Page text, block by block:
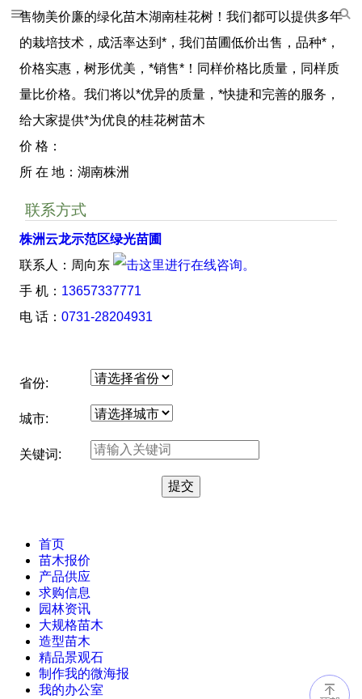
售物美价廉的绿化苗木湖南桂花树！我们都可以提供多年
的栽培技术，成活率达到*，我们苗圃低价出售，品种*，
价格实惠，树形优美，*销售*！同样价格比质量，同样质
量比价格。我们将以*优异的质量，*快捷和完善的服务，
给大家提供*为优良的桂花树苗木
价 格：
所 在 地：湖南株洲
联系方式
株洲云龙示范区绿光苗圃
联系人：周向东
手 机： 13657337771
电 话： 0731-28204931
省份:
城市:
关键词:
首页
苗木报价
产品供应
求购信息
园林资讯
大规格苗木
造型苗木
精品景观石
制作我的微海报
我的办公室